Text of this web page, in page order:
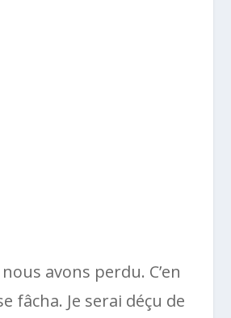
avons perdu. C’en
fâcha. Je serai déçu de